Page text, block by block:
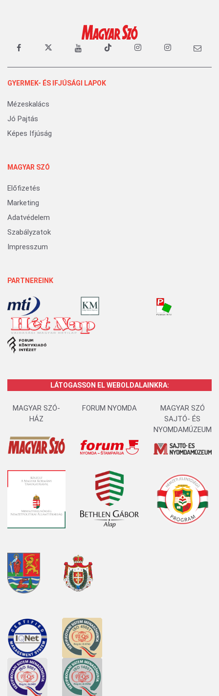
GYERMEK- ÉS IFJÚSÁGI LAPOK
Mézeskalács
Jó Pajtás
Képes Ifjúság
MAGYAR SZÓ
Előfizetés
Marketing
Adatvédelem
Szabályzatok
Impresszum
PARTNEREINK
LÁTOGASSON EL WEBOLDALAINKRA:
MAGYAR SZÓ-
HÁZ
FORUM NYOMDA
MAGYAR SZÓ
SAJTÓ- ÉS
NYOMDAMÚZEUM